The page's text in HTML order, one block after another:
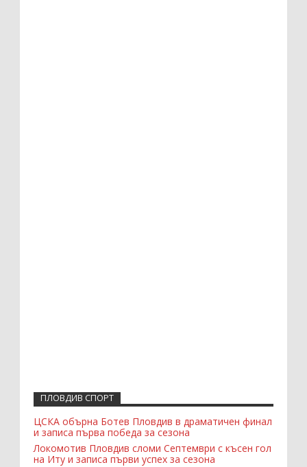
ПЛОВДИВ СПОРТ
ЦСКА обърна Ботев Пловдив в драматичен финал
и записа първа победа за сезона
Локомотив Пловдив сломи Септември с късен гол
на Иту и записа първи успех за сезона